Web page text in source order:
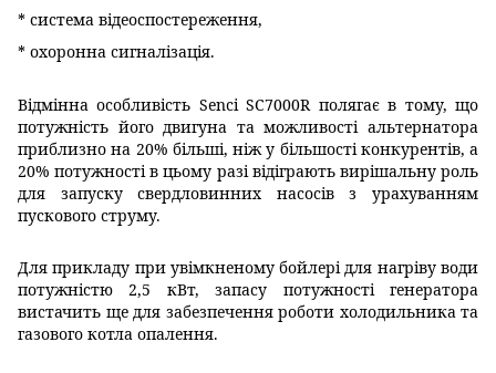
* система відеоспостереження,
* охоронна сигналізація.
Відмінна особливість Senci SC7000R полягає в тому, що
потужність його двигуна та можливості альтернатора
приблизно на 20% більші, ніж у більшості конкурентів, а
20% потужності в цьому разі відіграють вирішальну роль
для запуску свердловинних насосів з урахуванням
пускового струму.
Для прикладу при увімкненому бойлері для нагріву води
потужністю 2,5 кВт, запасу потужності генератора
вистачить ще для забезпечення роботи холодильника та
газового котла опалення.